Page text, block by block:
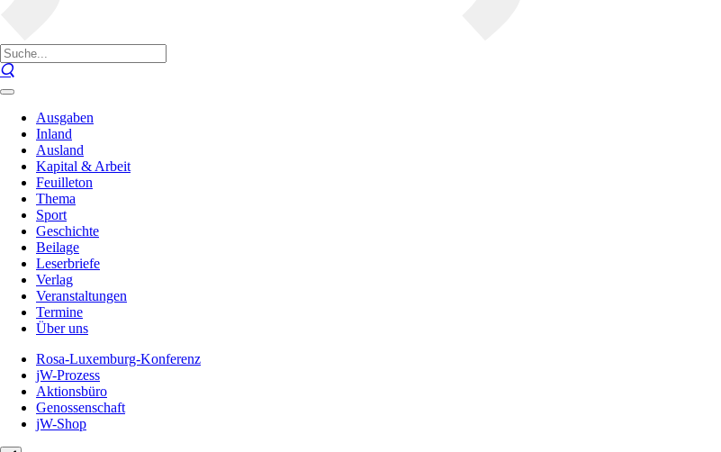
Ausgaben
Inland
Ausland
Kapital & Arbeit
Feuilleton
Thema
Sport
Geschichte
Beilage
Leserbriefe
Verlag
Veranstaltungen
Termine
Über uns
Rosa-Luxemburg-Konferenz
jW-Prozess
Aktionsbüro
Genossenschaft
jW-Shop